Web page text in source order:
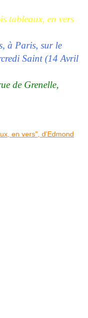
tableaux, en vers
à Paris, sur le
Saint (14 Avril
de Grenelle,
en vers", d'Edmond